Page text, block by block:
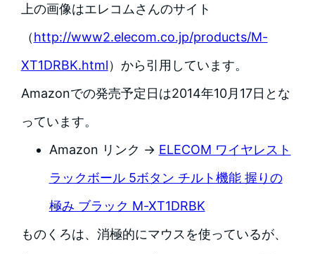
上の画像はエレコムさんのサイト
（http://www2.elecom.co.jp/products/M-
XT1DRBK.html）から引用しています。
Amazonでの発売予定日は2014年10月17日とな
っています。
Amazon リンク → ELECOM ワイヤレスト
ラックボール 5ボタン チルト機能 握りの
極み ブラック M-XT1DRBK
ものくろは、消極的にマウスを使っているが、